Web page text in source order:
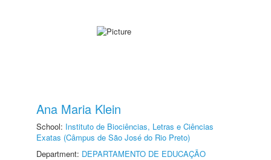
Ana Maria Klein
School: Instituto de Biociências, Letras e Ciências
Exatas (Câmpus de São José do Rio Preto)
Department: DEPARTAMENTO DE EDUCAÇÃO